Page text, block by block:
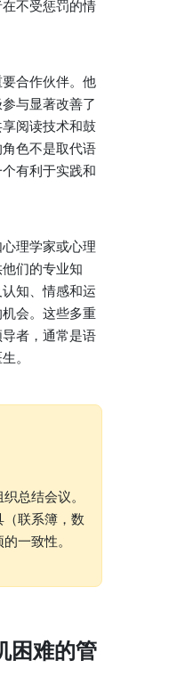
不受惩罚的情
合作伙伴。他
与显著改善了
阅读技术和鼓
色不是取代语
有利于实践和
理学家或心理
们的专业知
知、情感和运
会。这些多重
者，通常是语
。
总结会议。
联系簿，数
一致性。
困难的管